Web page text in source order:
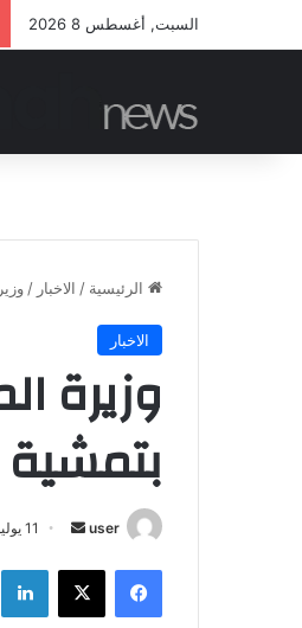
السبت, أغسطس 8 2026
الرئيسية / الاخبار /
الاخبار
وزيرة
user
أرسل
11 يوليو، 2023
فيسبوك ‫X